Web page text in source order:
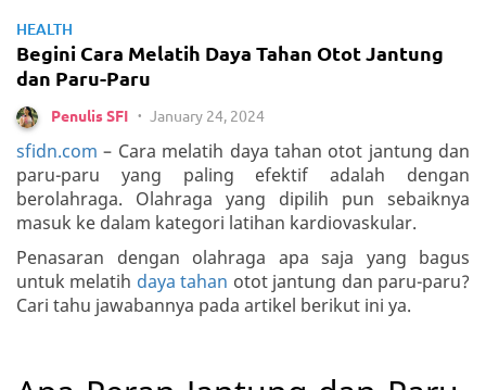
HEALTH
Begini Cara Melatih Daya Tahan Otot Jantung
dan Paru-Paru
Penulis SFI • January 24, 2024
sfidn.com – Cara melatih daya tahan otot jantung dan
paru-paru yang paling efektif adalah dengan
berolahraga. Olahraga yang dipilih pun sebaiknya
masuk ke dalam kategori latihan kardiovaskular.
Penasaran dengan olahraga apa saja yang bagus
untuk melatih daya tahan otot jantung dan paru-paru?
Cari tahu jawabannya pada artikel berikut ini ya.